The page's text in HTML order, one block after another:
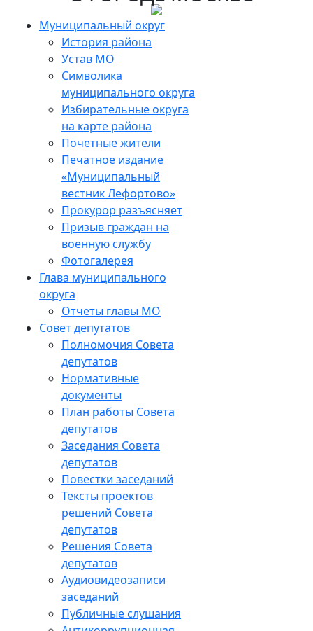
Муниципальный округ
История района
Устав МО
Символика
муниципального округа
Избирательные округа
на карте района
Почетные жители
Печатное издание
«Муниципальный
вестник Лефортово»
Прокурор разъясняет
Призыв граждан на
военную службу
Фотогалерея
Глава муниципального
округа
Отчеты главы МО
Совет депутатов
Полномочия Совета
депутатов
Нормативные
документы
План работы Совета
депутатов
Заседания Cовета
депутатов
Повестки заседаний
Тексты проектов
решений Совета
депутатов
Решения Совета
депутатов
Аудиовидеозаписи
заседаний
Публичные слушания